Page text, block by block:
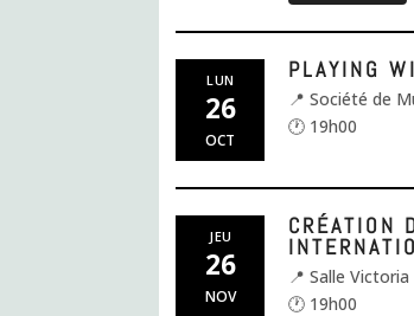
LUN
26
OCT
PLAYING
📍 Société de
🕐 19h00
JEU
26
NOV
CRÉATION
📍 Salle
🕐 19h00